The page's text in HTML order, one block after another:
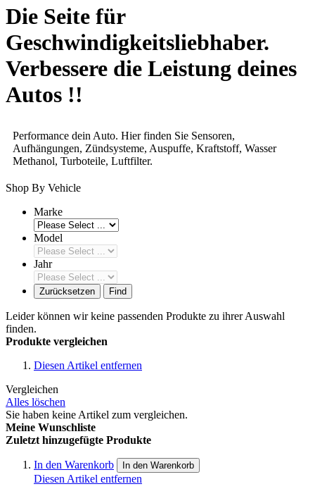
Die Seite für
Geschwindigkeitsliebhaber.
Verbessere die Leistung deines
Autos !!
Performance dein Auto. Hier finden Sie Sensoren,
Aufhängungen, Zündsysteme, Auspuffe, Kraftstoff, Wasser
Methanol, Turboteile, Luftfilter.
Shop By Vehicle
Marke
Model
Jahr
Zurücksetzen Find
Leider können wir keine passenden Produkte zu ihrer Auswahl
finden.
Produkte vergleichen
Diesen Artikel entfernen
Vergleichen
Alles löschen
Sie haben keine Artikel zum vergleichen.
Meine Wunschliste
Zuletzt hinzugefügte Produkte
In den Warenkorb In den Warenkorb
Diesen Artikel entfernen